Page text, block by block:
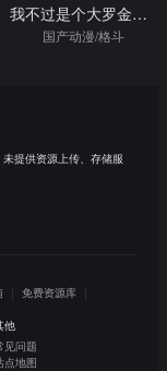
我不过是个大罗金仙动态漫画
国产动漫/格斗
提供资源上传、存储服
免费资源库
他
见问题
点地图